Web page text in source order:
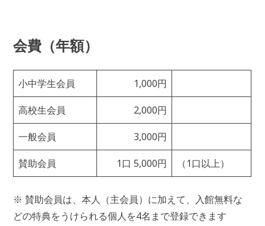
会費（年額）
小中学生会員 1,000円
高校生会員 2,000円
一般会員 3,000円
賛助会員 1口 5,000円 （1口以上）
※ 賛助会員は、本人（主会員）に加えて、入館無料な
どの特典をうけられる個人を4名まで登録できます